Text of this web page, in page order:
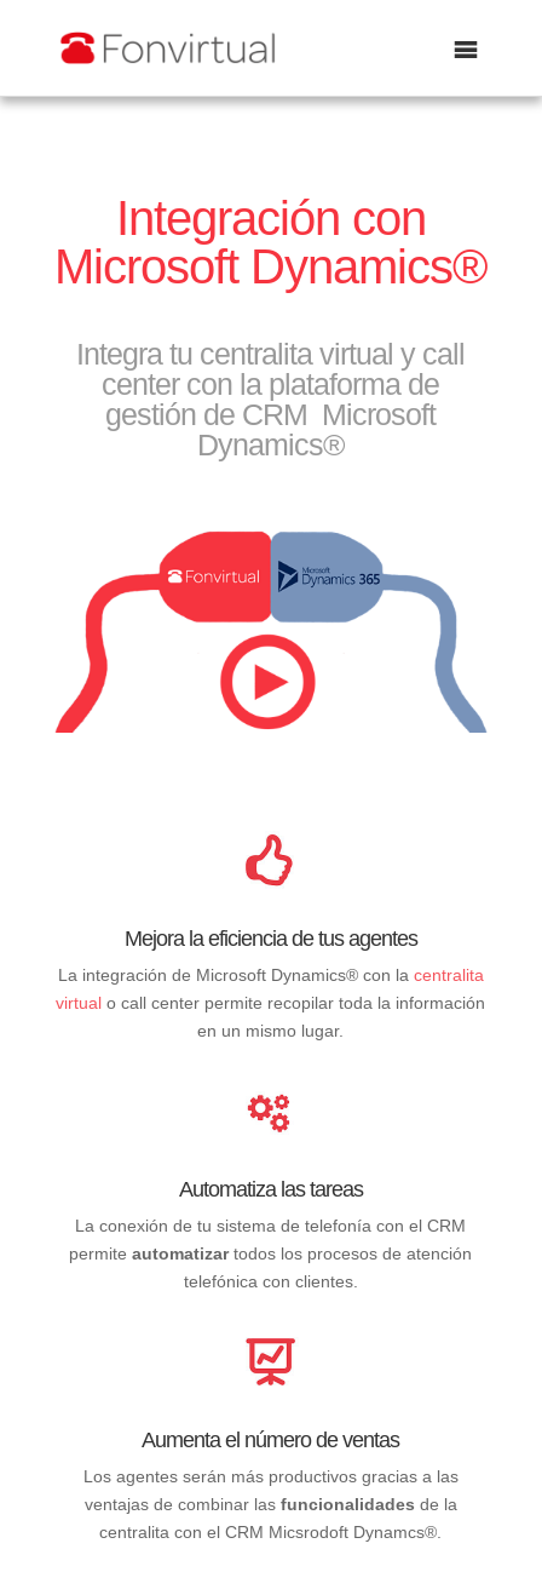
Abrir
Integración con
Microsoft Dynamics®
Integra tu centralita virtual y call
center con la plataforma de
gestión de CRM Microsoft
Dynamics®
Mejora la eficiencia de tus agentes
La integración de Microsoft Dynamics® con la centralita
virtual o call center permite recopilar toda la información
en un mismo lugar.
Automatiza las tareas
La conexión de tu sistema de telefonía con el CRM
permiteautomatizartodos los procesos de atención
telefónica con clientes.
Aumenta el número de ventas
Los agentes serán más productivos gracias a las
ventajas de combinar las funcionalidades de la
centralita con el CRM Micsrodoft Dynamcs®.